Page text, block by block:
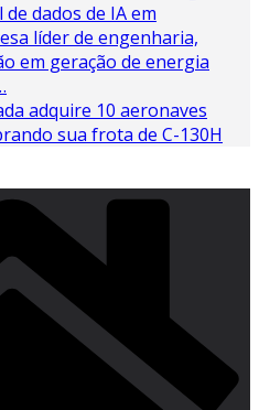
dados de IA em
líder de engenharia,
em geração de energia
adquire 10 aeronaves
sua frota de C-130H